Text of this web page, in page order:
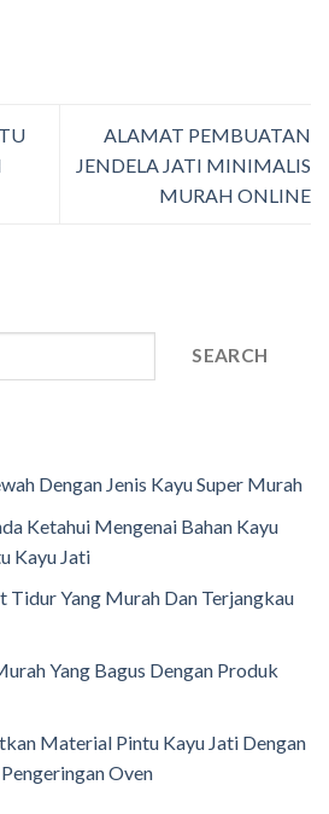
ALAMAT PEMBUATAN
JENDELA JATI MINIMALIS
MURAH ONLINE
SEARCH
Dengan Jenis Kayu Super Murah
Ketahui Mengenai Bahan Kayu
Kayu Jati
Tidur Yang Murah Dan Terjangkau
Yang Bagus Dengan Produk
Material Pintu Kayu Jati Dengan
Oven